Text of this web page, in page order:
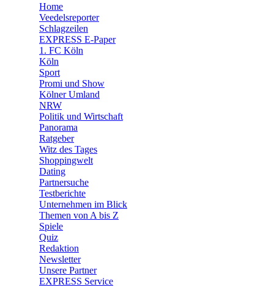
🛒 Shoppingwelt
Home
Veedelsreporter
Schlagzeilen
EXPRESS E-Paper
1. FC Köln
Köln
Sport
Promi und Show
Kölner Umland
NRW
Politik und Wirtschaft
Panorama
Ratgeber
Witz des Tages
Shoppingwelt
Dating
Partnersuche
Testberichte
Unternehmen im Blick
Themen von A bis Z
Spiele
Quiz
Redaktion
Newsletter
Unsere Partner
EXPRESS Service